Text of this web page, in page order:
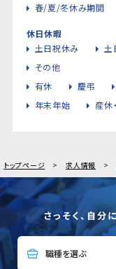
春/夏/冬休み期間
休日休暇
土日祝休み
土
その他
有休
慶弔
年末年始
産休
トップページ 求人情報
さっそく、自分